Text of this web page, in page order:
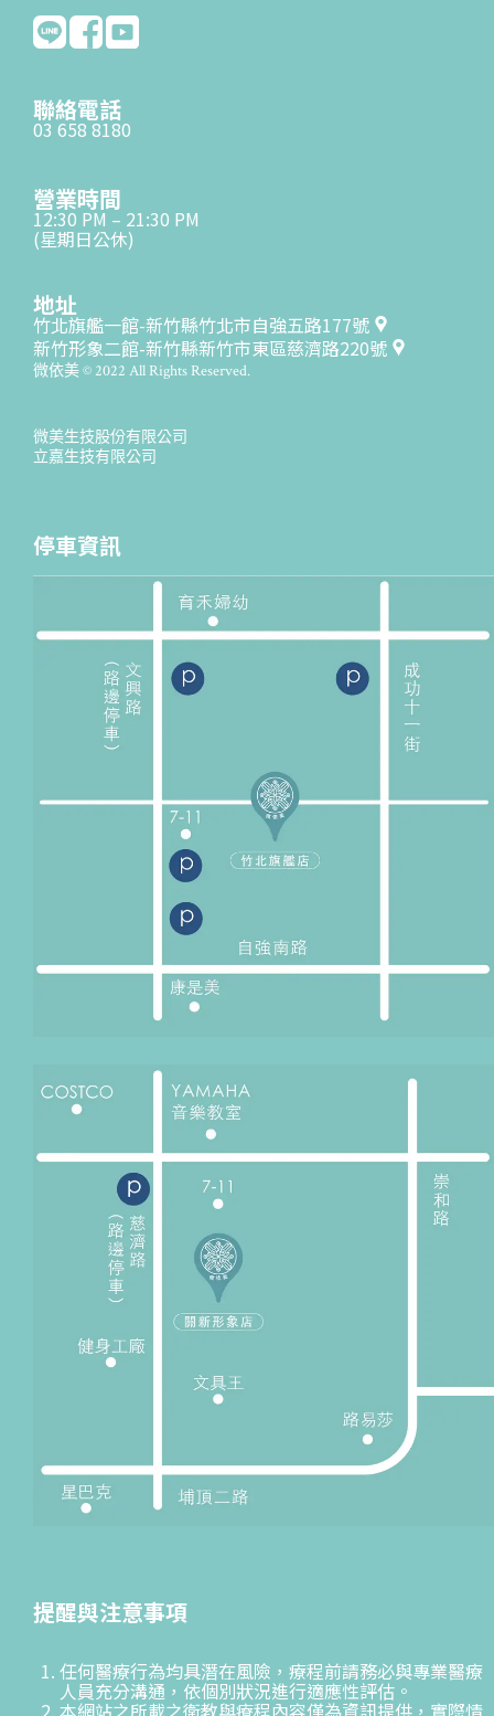
聯絡電話
03 658 8180
營業時間
12:30 PM – 21:30 PM
(星期日公休)
地址
竹北旗艦一館-新竹縣竹北市自強五路177號
新竹形象二館-新竹縣新竹市東區慈濟路220號
微依美 © 2022 All Rights Reserved.
微美生技股份有限公司
立嘉生技有限公司
停車資訊
提醒與注意事項
任何醫療行為均具潛在風險，療程前請務必與專業醫療
人員充分溝通，依個別狀況進行適應性評估。
本網站之所載之衛教與療程內容僅為資訊提供，實際情